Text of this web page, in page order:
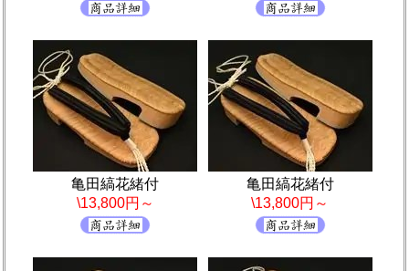
亀田縞花緒付
\13,800円～
亀田縞花緒付
\13,800円～